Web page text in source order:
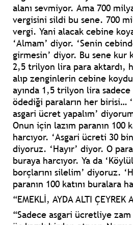
alanı sevmiyor. Ama 700
vergisini sildi bu sene. 700
vergi. Yani alacak cebine
‘Almam’ diyor. ‘Senin
girmesin’ diyor. Bu sene kur
2,5 trilyon lira para aktardı,
alıp zenginlerin cebine
ayında 1,5 trilyon lira
ödediği paraların her birisi…
asgari ücret yapalım’
Onun için lazım paranın 100
harcıyor. ‘Asgari ücreti 30
diyoruz. ‘Hayır’ diyor. O
buraya harcıyor. Ya da
borçlarını silelim’ diyoruz.
paranın 100 katını buralara
“EMEKLİ, AYDA ALTI ÇEYREK
“Sadece asgari ücretliye